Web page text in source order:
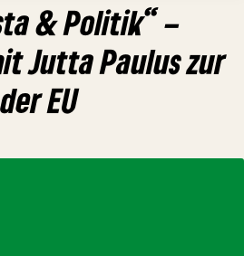
& Politik“ –
Jutta Paulus zur
EU